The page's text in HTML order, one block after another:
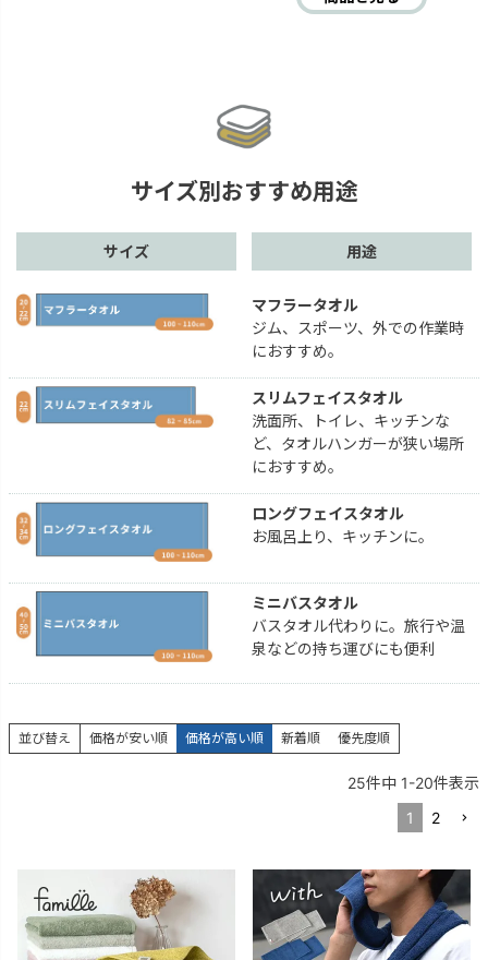
サイズ別おすすめ用途
サイズ 用途
マフラータオル
ジム、スポーツ、外での作業時
におすすめ。
スリムフェイスタオル
洗面所、トイレ、キッチンな
ど、タオルハンガーが狭い場所
におすすめ。
ロングフェイスタオル
お風呂上り、キッチンに。
ミニバスタオル
バスタオル代わりに。旅行や温
泉などの持ち運びにも便利
並び替え 価格が安い順 価格が高い順 新着順 優先度順
25件中 1-20件表示
1
2